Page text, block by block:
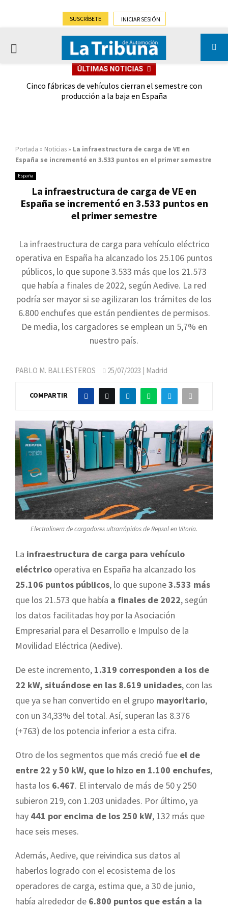
SUSCRÍBETE INICIAR SESIÓN
PRIMARY
ÚLTIMAS NOTICIAS
Cinco fábricas de vehículos cierran el semestre con
producción a la baja en España
Portada » Noticias » La infraestructura de carga de VE en
España se incrementó en 3.533 puntos en el primer semestre
España
La infraestructura de carga de VE en
España se incrementó en 3.533 puntos en
el primer semestre
La infraestructura de carga para vehículo eléctrico
operativa en España ha alcanzado los 25.106 puntos
públicos, lo que supone 3.533 más que los 21.573
que había a finales de 2022, según Aedive. La red
podría ser mayor si se agilizaran los trámites de los
6.800 enchufes que están pendientes de permisos.
De media, los cargadores se emplean un 5,7% en
nuestro país.
PABLO M. BALLESTEROS 25/07/2023 | Madrid
COMPARTIR
Electrolinera de cargadores ultrarrápidos de Repsol en Vitoria.
La infraestructura de carga para vehículo
eléctrico operativa en España ha alcanzado los
25.106 puntos públicos, lo que supone3.533 más
que los 21.573 que había a finales de 2022, según
los datos facilitadas hoy por la Asociación
Empresarial para el Desarrollo e Impulso de la
Movilidad Eléctrica (Aedive).
De este incremento, 1.319 corresponden a los de
22 kW, situándose en las 8.619 unidades, con las
que ya se han convertido en el grupo mayoritario,
con un 34,33% del total. Así, superan las 8.376
(+763) de los potencia inferior a esta cifra.
Otro de los segmentos que más creció fue el de
entre 22 y 50 kW, que lo hizo en 1.100 enchufes,
hasta los 6.467. El intervalo de más de 50 y 250
subieron 219, con 1.203 unidades. Por último, ya
hay 441 por encima de los 250 kW, 132 más que
hace seis meses.
Además, Aedive, que reivindica sus datos al
haberlos logrado con el ecosistema de los
operadores de carga, estima que, a 30 de junio,
había alrededor de 6.800 puntos que están a la